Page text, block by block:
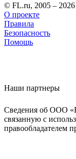
© FL.ru, 2005 – 2026
О проекте
Правила
Безопасность
Помощь
Наши партнеры
Сведения об ООО
связанную с
правообладателем